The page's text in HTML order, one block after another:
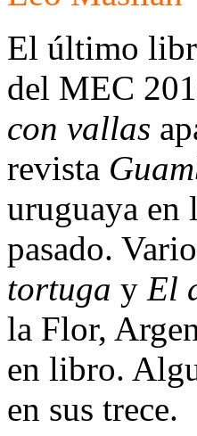
El último
del MEC
con vallas
revista
uruguaya
pasado.
tortuga y El
la Flor,
en libro.
en sus trece.